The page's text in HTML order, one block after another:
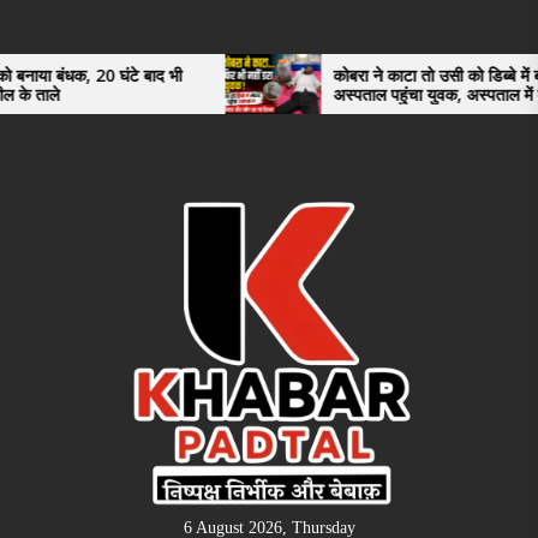
the
content
घंटे बाद भी
कोबरा ने काटा तो उसी को डिब्बे में बंद कर
अस्पताल पहुंचा युवक, अस्पताल में देखकर डॉक्टर
भी रह गए हैरान
6 August 2026, Thursday